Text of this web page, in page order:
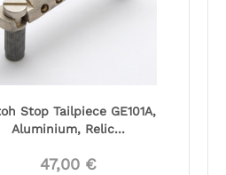
Stop Tailpiece GE101A,
Aluminium, Relic...
47,00 €